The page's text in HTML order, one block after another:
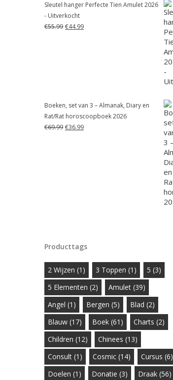
Sleutel hanger Perfecte Tien Amulet 2026
- Uitverkocht
€55.99 Oorspronkelijke
€44.99Huidige
Boeken, set van 3 – Almanak, Diary en
Rat/Rat horoscoopboek 2026
€69.99 Oorspronkelijke
€36.99Huidige
Producttags
2 Wijzen (1) 3 Toppen (1) 5 (3)
5 Elementen (2) Amulet (39)
Angel (1) Bergen (5) Blad (2)
Blauw (17) Boek (61) Charts (2)
Children (12) Chinees (13)
Consult (1) Cosmic (14) Cursus (6)
Doelen (1) Donatie (3) Draak (56)